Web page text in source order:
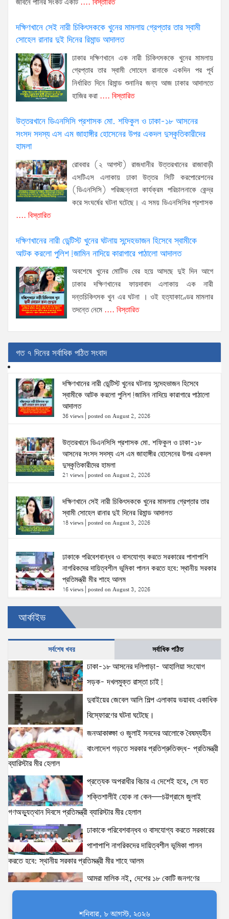
জীবনে পানির সংকট একটি .... বিস্তারিত
দক্ষিণখানে সেই নারী চিকিৎসককে খুনের মামলায় গ্রেপ্তার তার স্বামী
সোহেল রানার দুই দিনের রিমান্ড আদালত
ঢাকার দক্ষিণখানে এক নারী চিকিৎসককে খুনের মামলায়
গ্রেপ্তার তার স্বামী সোহেল রানাকে একদিন পর পূর্ব
নির্ধারিত দিনে রিমান্ড শুনানির জন্য আজ ঢাকার আদালতে
হাজির করা .... বিস্তারিত
উত্তরখানে ডিএনসিসি প্রশাসক মো. শফিকুল ও ঢাকা-১৮ আসনের
সংসদ সদস্য এস এম জাহাঙ্গীর হোসেনের উপর একদল দুস্কৃতিকারীদের
হামলা
রোববার (২ আগস্ট) রাজধানীর উত্তরখানের রাজাবাড়ী
এসটিএস এলাকায় ঢাকা উত্তর সিটি করপোরেশনের
(ডিএনসিসি) পরিচ্ছন্নতা কার্যক্রম পরিচালনাকে কেন্দ্র
করে সংঘর্ষের ঘটনা ঘটেছে। এ সময় ডিএনসিসির প্রশাসক
.... বিস্তারিত
দক্ষিণখানের নারী ডেন্টিস্ট খুনের ঘটনায় সন্দেহভাজন হিসেবে স্বামীকে
আটক করলো পুলিশ!জামিন নাদিয়ে কারাগারে পাঠালো আদালত
অবশেষে খুনের মোটিভ বের হয়ে আসছে দুই দিন আগে
ঢাকার দক্ষিণখানের ফায়দাবাদ এলাকায় এক নারী
দন্তচিকিৎসক খুন এর ঘটনা । ওই হত্যাকাণ্ডের মামলার
তদন্তে নেমে .... বিস্তারিত
গত ৭ দিনের সর্বাধিক পঠিত সংবাদ
দক্ষিণখানের নারী ডেন্টিস্ট খুনের ঘটনায় সন্দেহভাজন হিসেবে
স্বামীকে আটক করলো পুলিশ!জামিন নাদিয়ে কারাগারে পাঠালো
আদালত
36 views posted on August 2, 2026
উত্তরখানে ডিএনসিসি প্রশাসক মো. শফিকুল ও ঢাকা-১৮
আসনের সংসদ সদস্য এস এম জাহাঙ্গীর হোসেনের উপর একদল
দুস্কৃতিকারীদের হামলা
21 views posted on August 2, 2026
দক্ষিণখানে সেই নারী চিকিৎসককে খুনের মামলায় গ্রেপ্তার তার
স্বামী সোহেল রানার দুই দিনের রিমান্ড আদালত
18 views posted on August 3, 2026
ঢাকাকে পরিবেশবান্ধব ও বাসযোগ্য করতে সরকারের পাশাপাশি
নাগরিকদের দায়িত্বশীল ভূমিকা পালন করতে হবে: স্থানীয় সরকার
প্রতিমন্ত্রী মীর শাহে আলম
16 views posted on August 3, 2026
‘তরুণদের উৎসাহ দিলেন যুব ও ক্রীড়া প্রতিমন্ত্রী, এলজিআরডি
প্রতিমন্ত্রী, জনপ্রশাসন প্রতিমন্ত্রীসহ বগুড়ার সংসদ সদস্যরা’
14 views|posted on August 2, 2026
স্বরাষ্ট্রমন্ত্রীর সঙ্গে অস্ট্রেলিয়ার নাগরিকত্ব, কাস্টম ও
বহুসংস্কৃতি বিষয়ক সহকারী মন্ত্রীর সাক্ষাৎ
14 views
ঢাকা-১৮ আসনের দলিপাড়া- আহালিয়া সংযোগ সড়ক-
দখলমুক্ত রাস্তা চাই!
14 views |posted on August 6, 2026
দুবাইয়ের জেবেল আলি শিল্প এলাকায় ভয়াবহ একাধিক
বিস্ফোরণের ঘটনা ঘটেছে।
13 views posted on August 5, 2026
আইনশৃঙ্খলা পরিস্থিতি সম্পূর্ণ নিয়ন্ত্রণে রয়েছে: স্বরাষ্ট্রমন্ত্রী
11 views |posted on August 3, 2026
যৌতুক ও মাদকমুক্ত সমাজ গঠনে নিজের পরিবার থেকেই
8 views|posted on August 2, 2026
আর্কাইভ
সর্বশেষ খবর সর্বাধিক পঠিত
ঢাকা-১৮ আসনের দলিপাড়া- আহালিয়া সংযোগ
সড়ক- দখলমুক্ত রাস্তা চাই!
দুবাইয়ের জেবেল আলি শিল্প এলাকায় ভয়াবহ একাধিক
বিস্ফোরণের ঘটনা ঘটেছে।
জনআকাঙ্ক্ষা ও জুলাই সনদের আলোকে বৈষম্যহীন
বাংলাদেশ গড়তে সরকার প্রতিশ্রুতিবদ্ধ- প্রতিমন্ত্রী
ব্যারিস্টার মীর হেলাল
প্রত্যেক অপরাধীর বিচার এ দেশেই হবে, সে যত
শক্তিশালীই হোক না কেন—চট্টগ্রামে জুলাই
গণঅভ্যুত্থান দিবসে প্রতিমন্ত্রী ব্যারিস্টার মীর হেলাল
ঢাকাকে পরিবেশবান্ধব ও বাসযোগ্য করতে সরকারের
পাশাপাশি নাগরিকদের দায়িত্বশীল ভূমিকা পালন
করতে হবে: স্থানীয় সরকার প্রতিমন্ত্রী মীর শাহে আলম
আমরা মালিক নই, দেশের ১৮ কোটি জনগণের
সেবক: ভূমি প্রতিমন্ত্রী ব্যারিস্টার মীর হেলাল
অহেতুক প্রকল্প নয়, পাহাড়িদের জীবনমান উন্নয়নে
শনিবার, ৮ আগস্ট, ২০২৬